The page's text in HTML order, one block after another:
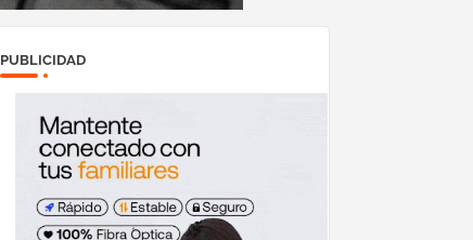
PUBLICIDAD